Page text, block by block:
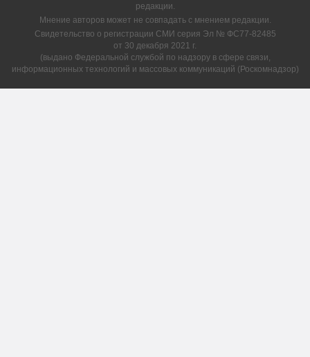
редакции.
Мнение авторов может не совпадать с мнением редакции.
Свидетельство о регистрации СМИ серия Эл № ФС77-82485
от 30 декабря 2021 г.
(выдано Федеральной службой по надзору в сфере связи,
информационных технологий и массовых коммуникаций (Роскомнадзор)